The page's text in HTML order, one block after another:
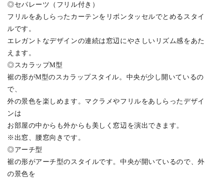
◎セパレーツ（フリル付き）
フリルをあしらったカーテンをリボンタッセルでとめるスタイ
ルです。
エレガントなデザインの連続は窓辺にやさしいリズム感をあた
えます。
◎スカラップM型
裾の形がM型のスカラップスタイル。中央が少し開いているの
で、
外の景色を楽しめます。マクラメやフリルをあしらったデザイ
ンは
お部屋の中からも外からも美しく窓辺を演出できます。
※出窓、腰窓向きです。
◎アーチ型
裾の形がアーチ型のスタイルです。中央が開いているので、外
の景色を